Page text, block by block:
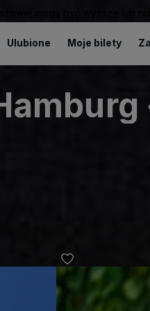
Ulubione Moje bilety